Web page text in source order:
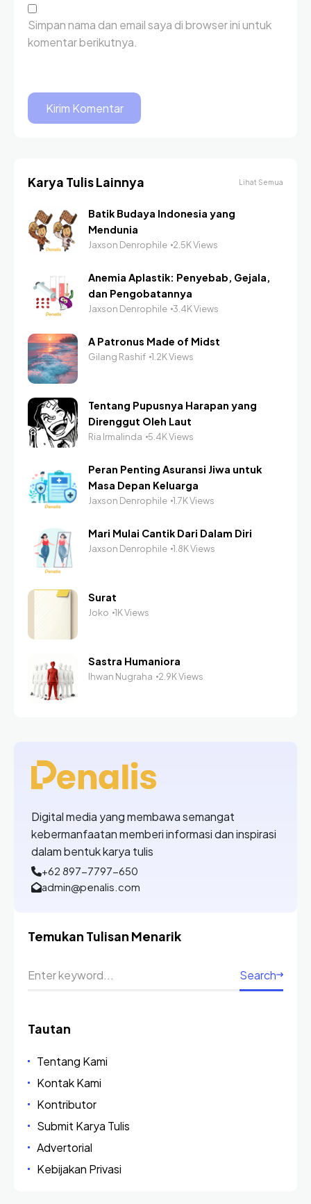
Simpan nama dan email saya di browser ini untuk
komentar berikutnya.
Karya Tulis Lainnya Lihat Semua
Batik Budaya Indonesia yang
Mendunia
Jaxson Denrophile 2.5K Views
Anemia Aplastik: Penyebab, Gejala,
dan Pengobatannya
Jaxson Denrophile 3.4K Views
A Patronus Made of Midst
Gilang Rashif 1.2K Views
Tentang Pupusnya Harapan yang
Direnggut Oleh Laut
Ria Irmalinda 5.4K Views
Peran Penting Asuransi Jiwa untuk
Masa Depan Keluarga
Jaxson Denrophile 1.7K Views
Mari Mulai Cantik Dari Dalam Diri
Jaxson Denrophile 1.8K Views
Surat
Joko 1K Views
Sastra Humaniora
Ihwan Nugraha 2.9K Views
Digital media yang membawa semangat
kebermanfaatan memberi informasi dan inspirasi
dalam bentuk karya tulis
+62 897-7797-650
admin@penalis.com
Temukan Tulisan Menarik
Search
Tautan
Tentang Kami
Kontak Kami
Kontributor
Submit Karya Tulis
Advertorial
Kebijakan Privasi